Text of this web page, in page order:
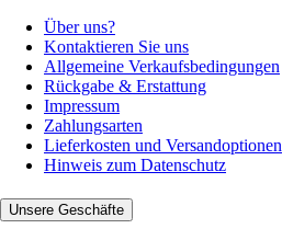
Über uns?
Kontaktieren Sie uns
Allgemeine Verkaufsbedingungen
Rückgabe & Erstattung
Impressum
Zahlungsarten
Lieferkosten und Versandoptionen
Hinweis zum Datenschutz
Unsere Geschäfte